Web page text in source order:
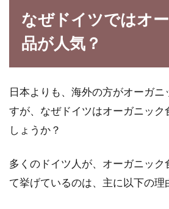
家庭菜園のオ
オンプランツ
家庭菜園を始めると
なぜドイツではオ
品が人気？
日本よりも、海外の方がオーガ
すが、なぜドイツはオーガニッ
しょうか？
多くのドイツ人が、オーガニック
て挙げているのは、主に以下の理